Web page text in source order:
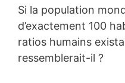
Si la population
d’exactement 100
ratios humains
ressemblerait-il ?